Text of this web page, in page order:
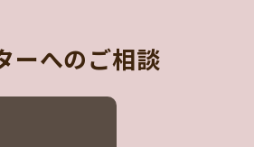
ーへのご相談